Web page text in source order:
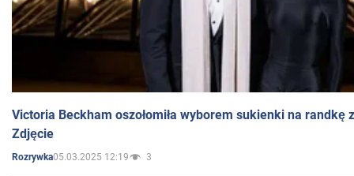
Victoria Beckham oszołomiła wyborem sukienki na randkę
Zdjęcie
Rozrywka05.03.2025 12:19 3